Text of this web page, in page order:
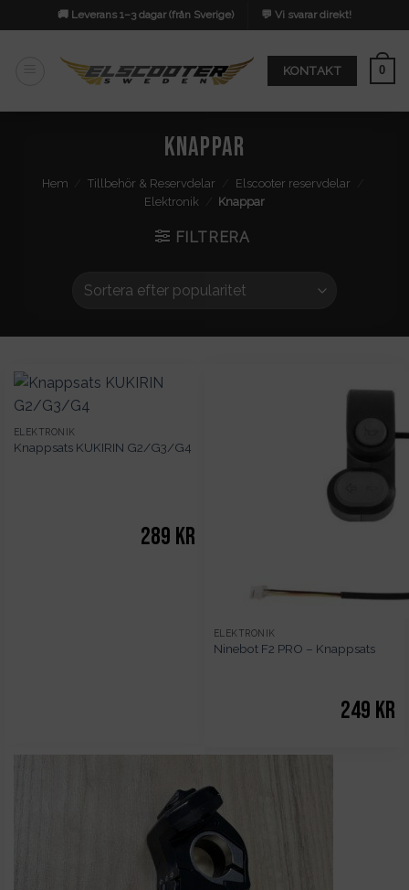
to
🚚 Leverans 1–3 dagar (från Sverige) 💬 Vi svarar direkt!
KONTAKT 0
Knappar
Hem Tillbehör & Reservdelar Elscooter reservdelar
Elektronik
Knappar
FILTRERA
ELEKTRONIK
Knappsats KUKIRIN G2/G3/G4
289 kr
ELEKTRONIK
Ninebot F2 PRO – Knappsats
249 kr